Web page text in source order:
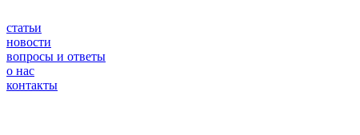
статьи
новости
вопросы и ответы
о нас
контакты